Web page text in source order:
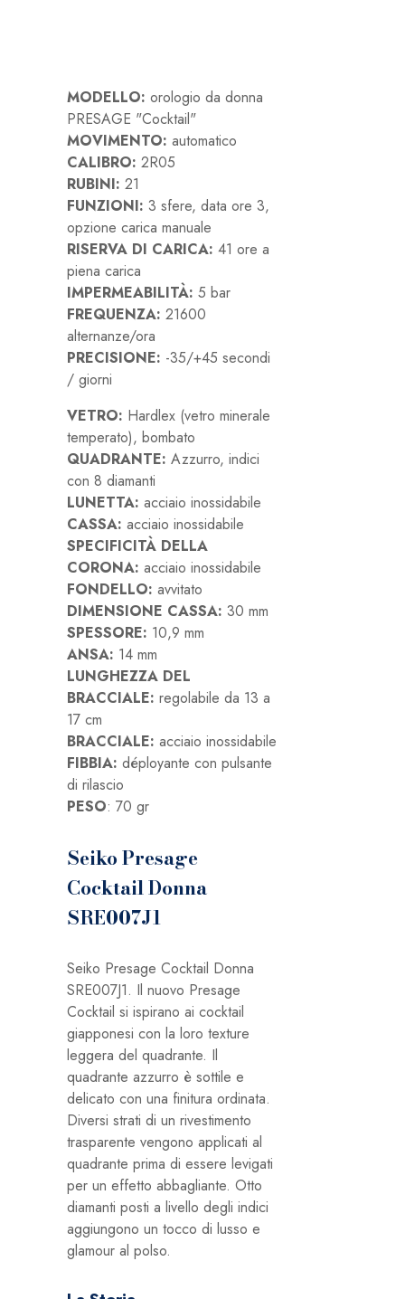
MODELLO: orologio da donna
PRESAGE "Cocktail"
MOVIMENTO: automatico
CALIBRO: 2R05
RUBINI: 21
FUNZIONI: 3 sfere, data ore 3,
opzione carica manuale
RISERVA DI CARICA: 41 ore a
piena carica
IMPERMEABILITÀ: 5 bar
FREQUENZA: 21600
alternanze/ora
PRECISIONE: -35/+45 secondi
/ giorni
VETRO: Hardlex (vetro minerale
temperato), bombato
QUADRANTE: Azzurro, indici
con 8 diamanti
LUNETTA: acciaio inossidabile
CASSA: acciaio inossidabile
SPECIFICITÀ DELLA
CORONA: acciaio inossidabile
FONDELLO: avvitato
DIMENSIONE CASSA: 30 mm
SPESSORE: 10,9 mm
ANSA: 14 mm
LUNGHEZZA DEL
BRACCIALE: regolabile da 13 a
17 cm
BRACCIALE: acciaio inossidabile
FIBBIA: déployante con pulsante
di rilascio
PESO: 70 gr
Seiko Presage
Cocktail Donna
SRE007J1
Seiko Presage Cocktail Donna
SRE007J1. Il nuovo Presage
Cocktail si ispirano ai cocktail
giapponesi con la loro texture
leggera del quadrante. Il
quadrante azzurro è sottile e
delicato con una finitura ordinata.
Diversi strati di un rivestimento
trasparente vengono applicati al
quadrante prima di essere levigati
per un effetto abbagliante. Otto
diamanti posti a livello degli indici
aggiungono un tocco di lusso e
glamour al polso.